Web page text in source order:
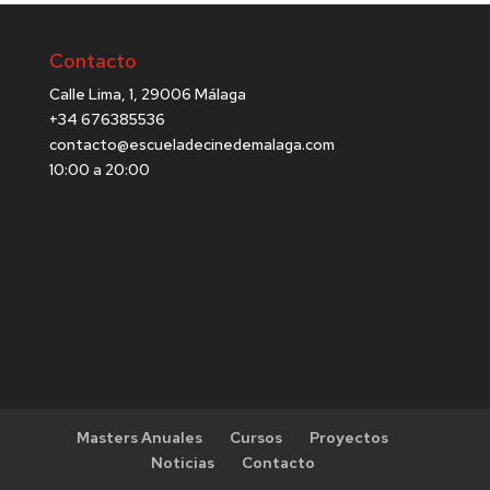
Contacto
Calle Lima, 1, 29006 Málaga
+34 676385536
contacto@escueladecinedemalaga.com
10:00 a 20:00
Masters Anuales Cursos
Proyectos
Noticias
Contacto